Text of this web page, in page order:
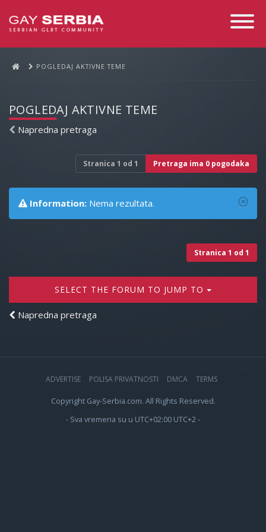
Toggle
POGLEDAJ AKTIVNE TEME
POGLEDAJ AKTIVNE TEME
Napredna pretraga
Stranica 1 od 1 Pretraga ima 0 pogodaka
Information: Nema rezultata.
Stranica 1 od 1
SELECT THE FORUM TO JUMP TO
Napredna pretraga
ADVERTISE POLISA PRIVATNOSTI DMCA TERMS
Copyright Gay-Serbia.com. All Rights Reserved.
- Sva vremena su u UTC+02:00 UTC+2 -